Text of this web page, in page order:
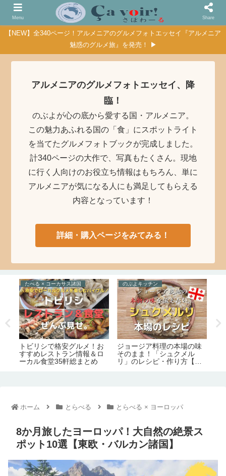
【NEW】全340ページ！アルメニアのグルメフォトエッセイ『アルメニア
魅惑のグルメ旅』を発売！ ▶
アルメニアのグルメフォトエッセイ、降
臨！
のぶよが心の底から愛する国・アルメニア。
この魅力あふれる国の「食」にスポットライト
を当てたグルメフォトブックが完成しました。
計340ページの大作で、写真もたくさん。現地
に行く人向けのお役立ち情報はもちろん、単に
アルメニアが気になる人にも満足してもらえる
内容となっています！
詳細・購入ページをみてみる！
とらべる × トルコ
超複雑！イスタンブール4か
所のフェリー港＆乗り場完
全ガイド【運航会社・料
たべる × ポルトガル
とにかく絶品。在住者が語
るポルトガル名物料理の定
番15品【予算・おすすめレ
ホーム とらべる とらべる × ヨーロッパ
8か月旅したヨーロッパ！大自然の絶景ス
ポット10選【東欧・バルカン諸国】
Menu Share